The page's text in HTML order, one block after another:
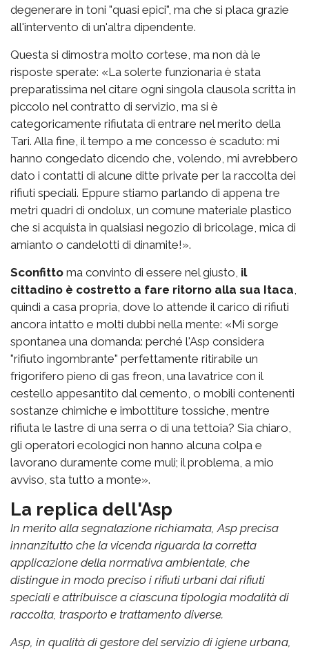
degenerare in toni "quasi epici", ma che si placa grazie
all'intervento di un'altra dipendente.
Questa si dimostra molto cortese, ma non dà le
risposte sperate: «La solerte funzionaria è stata
preparatissima nel citare ogni singola clausola scritta in
piccolo nel contratto di servizio, ma si è
categoricamente rifiutata di entrare nel merito della
Tari. Alla fine, il tempo a me concesso è scaduto: mi
hanno congedato dicendo che, volendo, mi avrebbero
dato i contatti di alcune ditte private per la raccolta dei
rifiuti speciali. Eppure stiamo parlando di appena tre
metri quadri di ondolux, un comune materiale plastico
che si acquista in qualsiasi negozio di bricolage, mica di
amianto o candelotti di dinamite!».
Sconfitto ma convinto di essere nel giusto, il
cittadino è costretto a fare ritorno alla sua Itaca
quindi a casa propria, dove lo attende il carico di rifiuti
ancora intatto e molti dubbi nella mente: «Mi sorge
spontanea una domanda: perché l'Asp considera
"rifiuto ingombrante" perfettamente ritirabile un
frigorifero pieno di gas freon, una lavatrice con il
cestello appesantito dal cemento, o mobili contenenti
sostanze chimiche e imbottiture tossiche, mentre
rifiuta le lastre di una serra o di una tettoia? Sia chiaro,
gli operatori ecologici non hanno alcuna colpa e
lavorano duramente come muli; il problema, a mio
avviso, sta tutto a monte».
La replica dell'Asp
In merito alla segnalazione richiamata, Asp precisa
innanzitutto che la vicenda riguarda la corretta
applicazione della normativa ambientale, che
distingue in modo preciso i rifiuti urbani dai rifiuti
speciali e attribuisce a ciascuna tipologia modalità di
raccolta, trasporto e trattamento diverse.
Asp, in qualità di gestore del servizio di igiene urbana,